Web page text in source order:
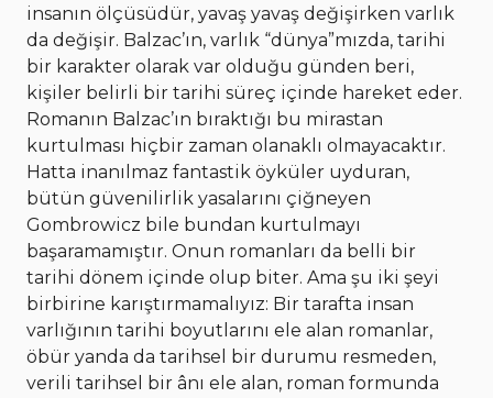
insanın ölçüsüdür, yavaş yavaş değişirken varlık
da değişir. Balzac’ın, varlık “dünya”mızda, tarihi
bir karakter olarak var olduğu günden beri,
kişiler belirli bir tarihi süreç içinde hareket eder.
Romanın Balzac’ın bıraktığı bu mirastan
kurtulması hiçbir zaman olanaklı olmayacaktır.
Hatta inanılmaz fantastik öyküler uyduran,
bütün güvenilirlik yasalarını çiğneyen
Gombrowicz bile bundan kurtulmayı
başaramamıştır. Onun romanları da belli bir
tarihi dönem içinde olup biter. Ama şu iki şeyi
birbirine karıştırmamalıyız: Bir tarafta insan
varlığının tarihi boyutlarını ele alan romanlar,
öbür yanda da tarihsel bir durumu resmeden,
verili tarihsel bir ânı ele alan, roman formunda